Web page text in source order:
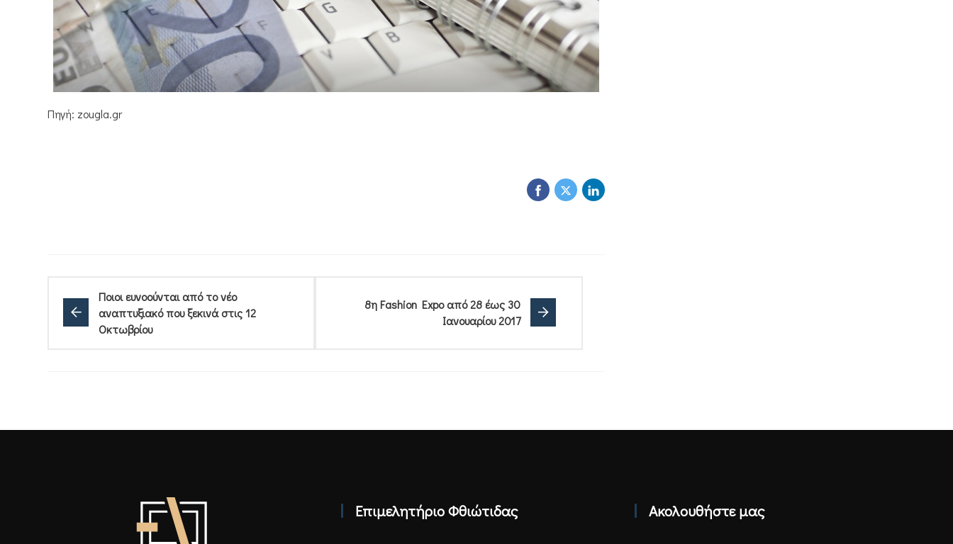
Πηγή: zougla.gr
Ποιοι ευνοούνται από το νέο
αναπτυξιακό που ξεκινά στις 12
Οκτωβρίου
8η Fashion Expo από 28 έως 30
Ιανουαρίου 2017
Επιμελητήριο Φθιώτιδας Ακολουθήστε μας